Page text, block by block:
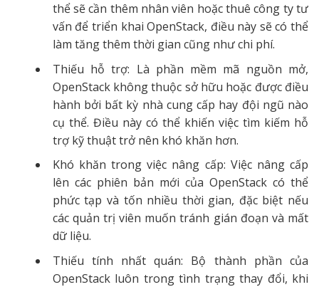
thể sẽ cần thêm nhân viên hoặc thuê công ty tư
vấn để triển khai OpenStack, điều này sẽ có thể
làm tăng thêm thời gian cũng như chi phí.
Thiếu hỗ trợ: Là phần mềm mã nguồn mở,
OpenStack không thuộc sở hữu hoặc được điều
hành bởi bất kỳ nhà cung cấp hay đội ngũ nào
cụ thể. Điều này có thể khiến việc tìm kiếm hỗ
trợ kỹ thuật trở nên khó khăn hơn.
Khó khăn trong việc nâng cấp: Việc nâng cấp
lên các phiên bản mới của OpenStack có thể
phức tạp và tốn nhiều thời gian, đặc biệt nếu
các quản trị viên muốn tránh gián đoạn và mất
dữ liệu.
Thiếu tính nhất quán: Bộ thành phần của
OpenStack luôn trong tình trạng thay đổi, khi